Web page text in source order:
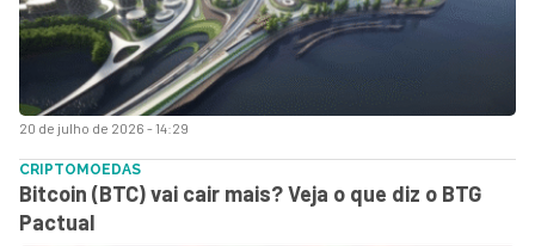
20 de julho de 2026 - 14:29
CRIPTOMOEDAS
Bitcoin (BTC) vai cair mais? Veja o que diz o BTG
Pactual